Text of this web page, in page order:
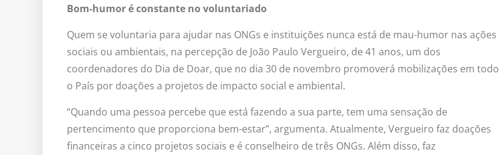
Bom-humor é constante no voluntariado
Quem se voluntaria para ajudar nas ONGs e instituições nunca está de mau-humor nas ações
sociais ou ambientais, na percepção de João Paulo Vergueiro, de 41 anos, um dos
coordenadores do Dia de Doar, que no dia 30 de novembro promoverá mobilizações em todo
o País por doações a projetos de impacto social e ambiental.
“Quando uma pessoa percebe que está fazendo a sua parte, tem uma sensação de
pertencimento que proporciona bem-estar”, argumenta. Atualmente, Vergueiro faz doações
financeiras a cinco projetos sociais e é conselheiro de três ONGs. Além disso, faz